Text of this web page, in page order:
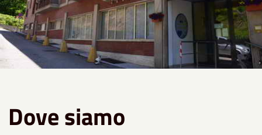
Dove siamo